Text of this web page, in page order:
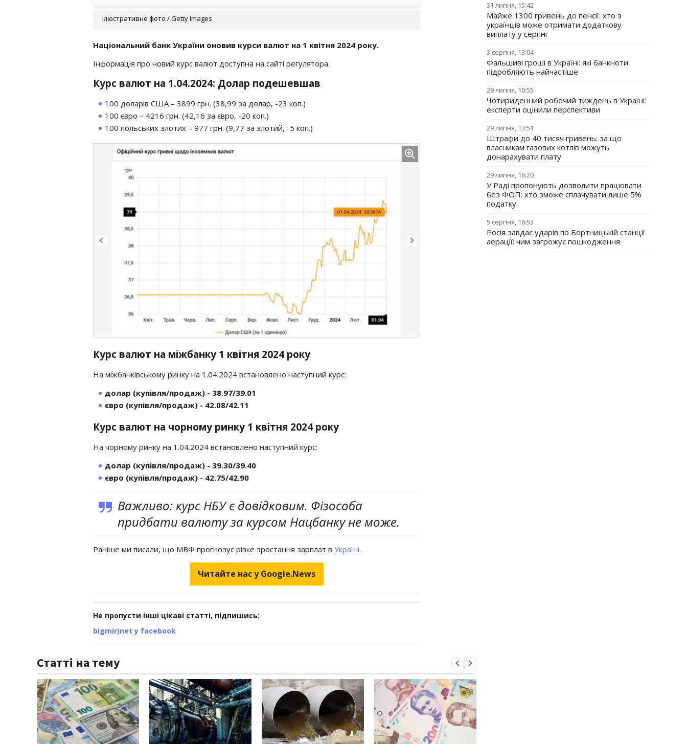
Ілюстративне фото / Getty Images
Національний банк України оновив курси валют на 1 квітня 2024 року.
Інформація про новий курс валют доступна на сайті регулятора.
Курс валют на 1.04.2024: Долар подешевшав
100 доларів США – 3899 грн. (38,99 за долар, -23 коп.)
100 євро – 4216 грн. (42,16 за євро, -20 коп.)
100 польських злотих – 977 грн. (9,77 за злотий, -5 коп.)
Курс валют на міжбанку 1 квітня 2024 року
На міжбанківському ринку на 1.04.2024 встановлено наступний курс:
долар (купівля/продаж) - 38.97/39.01
євро (купівля/продаж) - 42.08/42.11
Курс валют на чорному ринку 1 квітня 2024 року
На чорному ринку на 1.04.2024 встановлено наступний курс:
долар (купівля/продаж) - 39.30/39.40
євро (купівля/продаж) - 42.75/42.90
Важливо: курс НБУ є довідковим. Фізособа
придбати валюту за курсом Нацбанку не може.
Раніше ми писали, що МВФ прогнозує різке зростання зарплат в Україні.
Читайте нас у Google.News
Не пропусти інші цікаві статті, підпишись:
bigmir)net у facebook
Статті на тему
31 липня, 15:42
Майже 1300 гривень до пенсії: хто з
українців може отримати додаткову
виплату у серпні
3 серпня, 13:04
Фальшиві гроші в Україні: які банкноти
підробляють найчастіше
29 липня, 10:55
Чотириденний робочий тиждень в Україні:
експерти оцінили перспективи
29 липня, 13:51
Штрафи до 40 тисяч гривень: за що
власникам газових котлів можуть
донарахувати плату
29 липня, 16:20
У Раді пропонують дозволити працювати
без ФОП: хто зможе сплачувати лише 5%
податку
5 серпня, 16:53
Росія завдає ударів по Бортницькій станції
аерації: чим загрожує пошкодження